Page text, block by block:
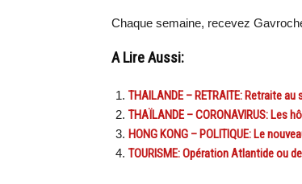
Chaque semaine, recevez
A Lire Aussi:
THAILANDE – RETRAITE: Retraite
THAÏLANDE – CORONAVIRUS:
HONG KONG – POLITIQUE: Le
TOURISME: Opération Atlantide ou